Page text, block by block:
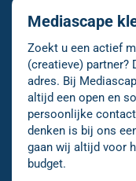
Mediascape
Zoekt u een actief
(creatieve) partner?
adres. Bij
altijd een open en
persoonlijke
denken is bij ons
gaan wij altijd voor
budget.